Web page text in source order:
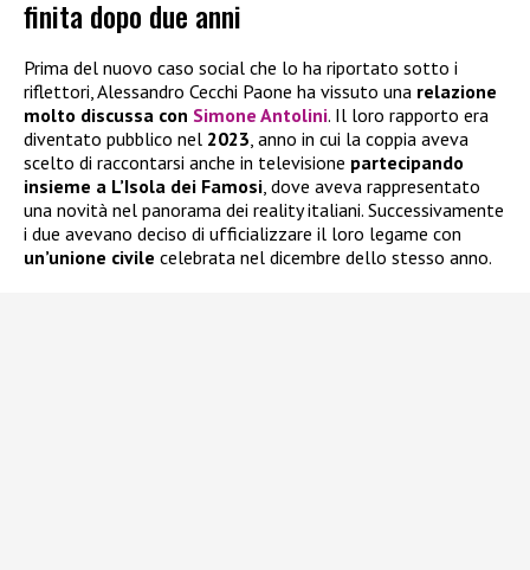
finita dopo due anni
Prima del nuovo caso social che lo ha riportato sotto i
riflettori, Alessandro Cecchi Paone ha vissuto una relazione
molto discussa con Simone Antolini. Il loro rapporto era
diventato pubblico nel 2023 , anno in cui la coppia aveva
scelto di raccontarsi anche in televisione partecipando
insieme a L’Isola dei Famosi , dove aveva rappresentato
una novità nel panorama dei reality italiani. Successivamente
i due avevano deciso di ufficializzare il loro legame con
un’unione civile celebrata nel dicembre dello stesso anno.